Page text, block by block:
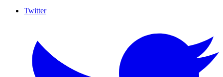
Twitter